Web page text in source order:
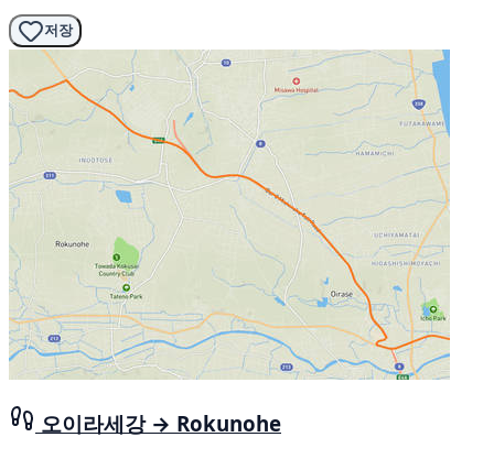
저장
오이라세강 → Rokunohe